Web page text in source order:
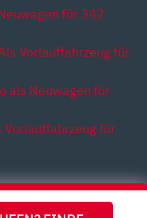
für 342
Vorlauffahrzeug für
als Neuwagen für
Vorlauffahrzeug für